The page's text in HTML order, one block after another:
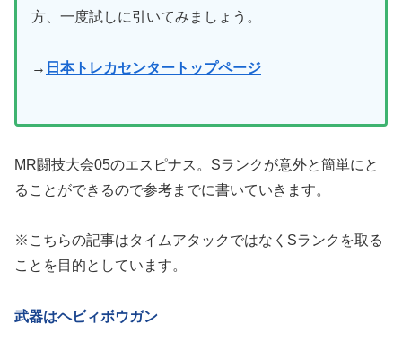
方、一度試しに引いてみましょう。
→ 日本トレカセンタートップページ
MR闘技大会05のエスピナス。Sランクが意外と簡単にと
ることができるので参考までに書いていきます。
※こちらの記事はタイムアタックではなくSランクを取る
ことを目的としています。
武器はヘビィボウガン